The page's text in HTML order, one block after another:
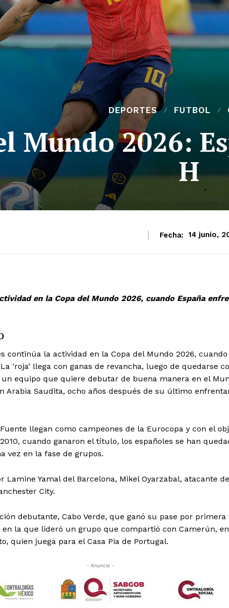
DEPORTES FUTBOL
Mundo 2026:
H
Fecha: 14 junio,
en la Copa del Mundo 2026, cuando España
continúa la actividad en la Copa del Mundo 2026,
‘roja’ llega con ganas de revancha, luego de quedarse
equipo que quiere debutar de buena manera en el
Arabia Saudita, ocho años después de su último
llegan como campeones de la Eurocopa y con el
cuando ganaron el título, los españoles se han
vez en la fase de grupos.
Lamine Yamal del Barcelona, Mikel Oyarzabal, atacante
City.
debutante, Cabo Verde, que ganó su pase por primera
la que lideró un grupo que compartió con Camerún,
quien juega para el Casa Pia de Portugal.
- Anuncio -